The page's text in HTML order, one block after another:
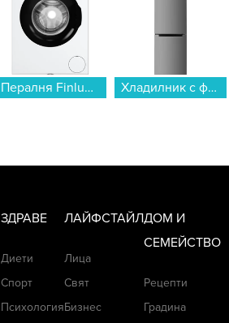
Пералня Finlux FXN 6101S , 1000 об./мин., 6.00 kg, A , Бял... Хладилник с фризер Finlux FBN-391DX , 326 l, E , No Frost , Инокс...
ЗДРАВЕ
Диети
Спорт
Психология
ЛАЙФСТАЙЛ
Лица
Свят
Бизнес
ДОМ И
СЕМЕЙСТВО
Рецепти
Градина